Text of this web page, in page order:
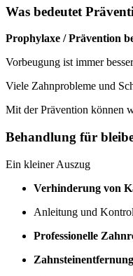
Was bedeutet
Prophylaxe / Prävention
Vorbeugung ist immer
Viele Zahnprobleme und
Mit der Prävention können
Behandlung für
Ein kleiner Auszug
Verhinderung von
Anleitung und
Professionelle
Zahnsteinentfernung